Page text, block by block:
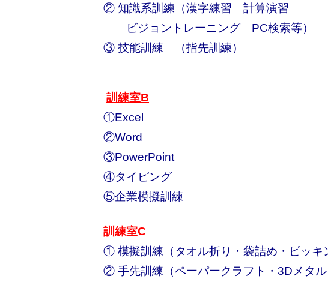
② 知識系訓練（漢字練習 計算演習
ビジョントレーニング PC検索等）
③ 技能訓練 （指先訓練）
訓練室B
①Excel
②Word
③PowerPoint
④タイピング
⑤企業模擬訓練
訓練室C
① 模擬訓練（タオル折り・袋詰め・ピッキ
② 手先訓練（ペーパークラフト・3Dメタル